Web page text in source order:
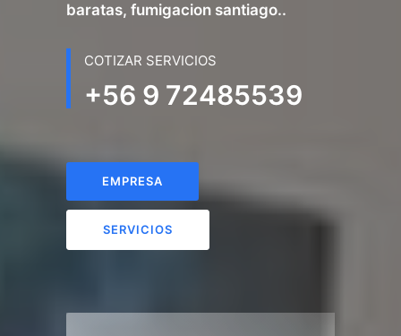
baratas, fumigacion santiago..
COTIZAR SERVICIOS
+56 9 72485539
EMPRESA
SERVICIOS